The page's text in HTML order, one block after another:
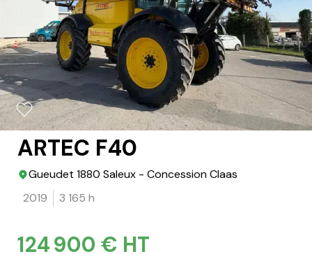
ARTEC F40
Gueudet 1880 Saleux - Concession Claas
2019
3 165 h
124 900 € HT